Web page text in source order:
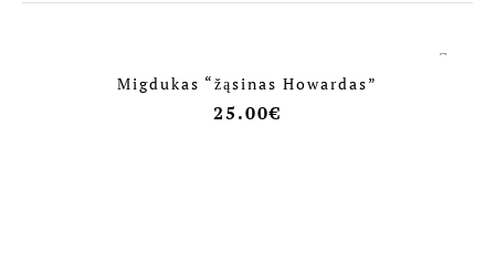
Migdukas “žąsinas Howardas”
25.00€